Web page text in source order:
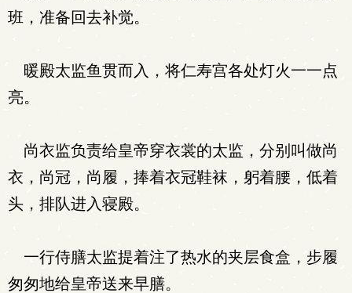
班，准备回去补觉。
暖殿太监鱼贯而入，将仁寿宫各处灯火一一点
亮。
尚衣监负责给皇帝穿衣裳的太监，分别叫做尚
衣，尚冠，尚履，捧着衣冠鞋袜，躬着腰，低着
头，排队进入寝殿。
一行侍膳太监提着注了热水的夹层食盒，步履
匆匆地给皇帝送来早膳。